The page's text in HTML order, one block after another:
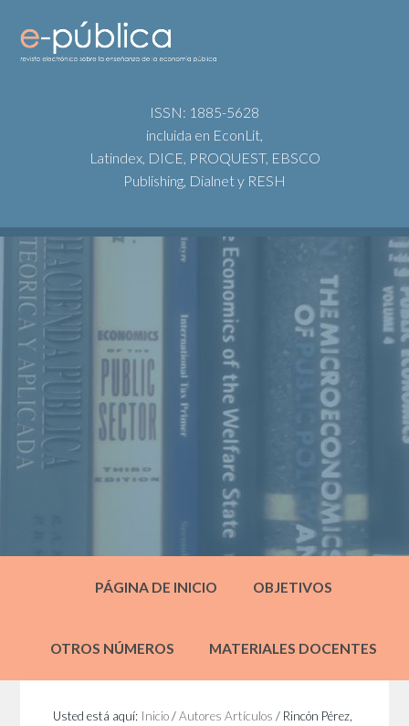
ISSN: 1885-5628
incluida en EconLit,
Latindex, DICE, PROQUEST, EBSCO
Publishing, Dialnet y RESH
PÁGINA DE INICIO OBJETIVOS
OTROS NÚMEROS MATERIALES DOCENTES
Usted está aquí: Inicio / Autores Artículos / Rincón Pérez,